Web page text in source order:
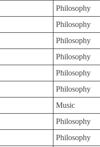
Philosophy
Philosophy
Philosophy
Philosophy
Philosophy
Philosophy
Music
Philosophy
Philosophy